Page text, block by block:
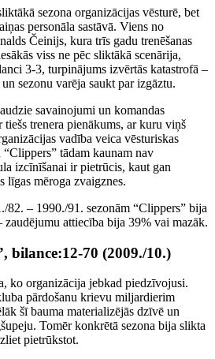
sezona organizācijas vēsturē, bet
personāla sastāvā. Viens no
Čeinijs, kura trīs gadu trenēšanas
viss ne pēc sliktākā scenārija,
3-3, turpinājums izvērtās katastrofā –
sezonu varēja saukt par izgāztu.
savainojumi un komandas
tiešs trenera pienākums, ar kuru viņš
vadība veica vēsturiskas
tādam kaunam nav
izcīnīšanai ir pietrūcis, kaut gan
līgas mēroga zvaigznes.
82. – 1990./91. sezonām “Clippers” bija
zaudējumu attiecība bija 39% vai mazāk.
bilance:12-70 (2009./10.)
ko organizācija jebkad piedzīvojusi.
pārdošanu krievu miljardierim
šī bauma materializējās dzīvē un
Tomēr konkrētā sezona bija slikta
pietrūkstot.